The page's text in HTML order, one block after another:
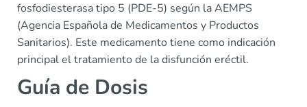
fosfodiesterasa tipo 5 (PDE-5) según la AEMPS
(Agencia Española de Medicamentos y Productos
Sanitarios). Este medicamento tiene como indicación
principal el tratamiento de la disfunción eréctil.
Guía de Dosis